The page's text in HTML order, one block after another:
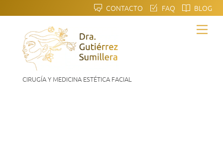
to
content
CONTACTO FAQ
BLOG
CIRUGÍA Y MEDICINA ESTÉTICA FACIAL